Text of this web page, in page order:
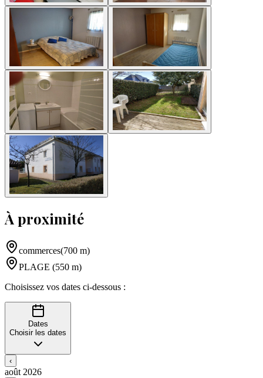
À proximité
commerces(700 m)
PLAGE (550 m)
Choisissez vos dates ci-dessous :
Dates
Choisir les dates
‹
août 2026